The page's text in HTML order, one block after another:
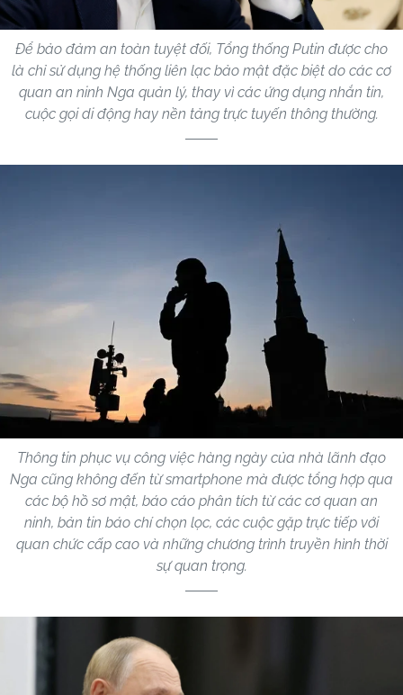
Để bảo đảm an toàn tuyệt đối, Tổng thống Putin được cho
là chỉ sử dụng hệ thống liên lạc bảo mật đặc biệt do các cơ
quan an ninh Nga quản lý, thay vì các ứng dụng nhắn tin,
cuộc gọi di động hay nền tảng trực tuyến thông thường.
Thông tin phục vụ công việc hàng ngày của nhà lãnh đạo
Nga cũng không đến từ smartphone mà được tổng hợp qua
các bộ hồ sơ mật, báo cáo phân tích từ các cơ quan an
ninh, bản tin báo chí chọn lọc, các cuộc gặp trực tiếp với
quan chức cấp cao và những chương trình truyền hình thời
sự quan trọng.